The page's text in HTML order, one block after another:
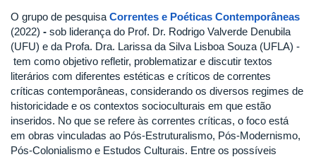
O grupo de pesquisa Correntes e Poéticas Contemporâneas
(2022) - sob liderança do Prof. Dr. Rodrigo Valverde Denubila
(UFU) e da Profa. Dra. Larissa da Silva Lisboa Souza (UFLA) -
tem como objetivo refletir, problematizar e discutir textos
literários com diferentes estéticas e críticos de correntes
críticas contemporâneas, considerando os diversos regimes de
historicidade e os contextos socioculturais em que estão
inseridos. No que se refere às correntes críticas, o foco está
em obras vinculadas ao Pós-Estruturalismo, Pós-Modernismo,
Pós-Colonialismo e Estudos Culturais. Entre os possíveis